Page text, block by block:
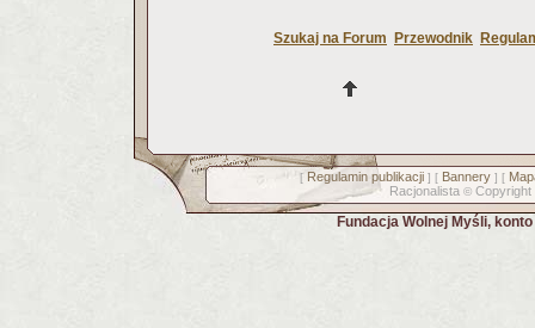
Szukaj na Forum Przewodnik
[ Regulamin publikacji] [ Bannery] [
Racjonalista © Copyright
Fundacja Wolnej Myśli,